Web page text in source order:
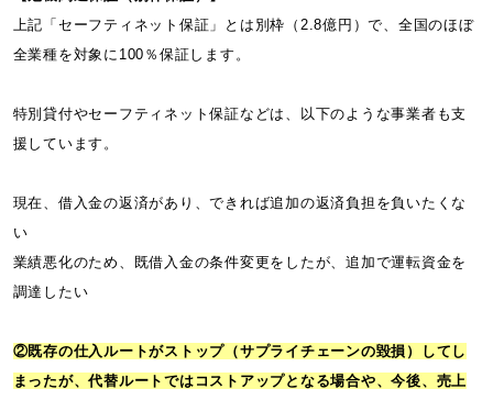
上記「セーフティネット保証」とは別枠（2.8億円）で、全国のほぼ
全業種を対象に100％保証します。
特別貸付やセーフティネット保証などは、以下のような事業者も支
援しています。
現在、借入金の返済があり、できれば追加の返済負担を負いたくな
い
業績悪化のため、既借入金の条件変更をしたが、追加で運転資金を
調達したい
②既存の仕入ルートがストップ（サプライチェーンの毀損）してし
まったが、代替ルートではコストアップとなる場合や、今後、売上